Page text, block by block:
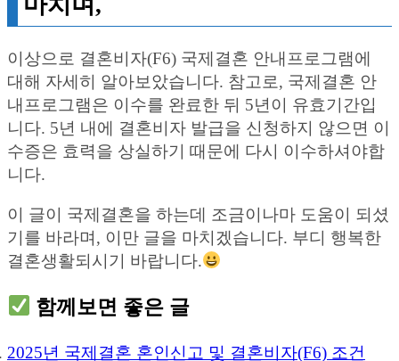
이상으로 결혼비자(F6) 국제결혼 안내프로그램에
대해 자세히 알아보았습니다. 참고로, 국제결혼 안
내프로그램은 이수를 완료한 뒤 5년이 유효기간입
니다. 5년 내에 결혼비자 발급을 신청하지 않으면 이
수증은 효력을 상실하기 때문에 다시 이수하셔야합
니다.
이 글이 국제결혼을 하는데 조금이나마 도움이 되셨
기를 바라며, 이만 글을 마치겠습니다. 부디 행복한
결혼생활되시기 바랍니다.
함께보면 좋은 글
2025년 국제결혼 혼인신고 및 결혼비자(F6) 조건